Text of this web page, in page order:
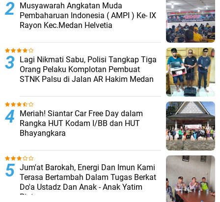
Musyawarah Angkatan Muda
Pembaharuan Indonesia ( AMPI ) Ke- IX
Rayon Kec.Medan Helvetia
Lagi Nikmati Sabu, Polisi Tangkap Tiga
Orang Pelaku Komplotan Pembuat
STNK Palsu di Jalan AR Hakim Medan
Meriah! Siantar Car Free Day dalam
Rangka HUT Kodam I/BB dan HUT
Bhayangkara
Jum'at Barokah, Energi Dan Imun Kami
Terasa Bertambah Dalam Tugas Berkat
Do'a Ustadz Dan Anak - Anak Yatim
Piatu